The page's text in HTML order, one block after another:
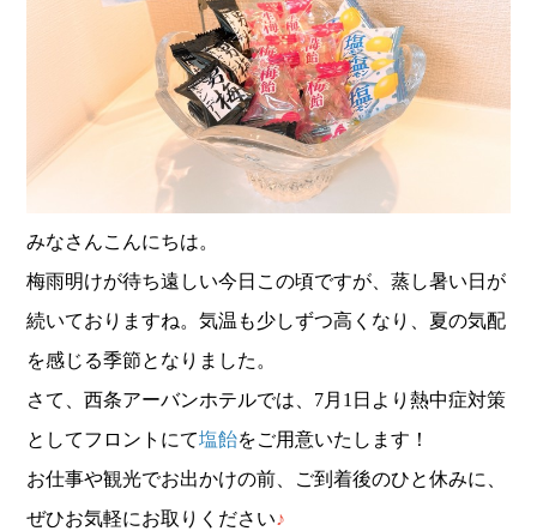
みなさんこんにちは。
梅雨明けが待ち遠しい今日この頃ですが、蒸し暑い日が
続いておりますね。気温も少しずつ高くなり、夏の気配
を感じる季節となりました。
さて、西条アーバンホテルでは、7月1日より熱中症対策
としてフロントにて塩飴をご用意いたします！
お仕事や観光でお出かけの前、ご到着後のひと休みに、
ぜひお気軽にお取りください♪